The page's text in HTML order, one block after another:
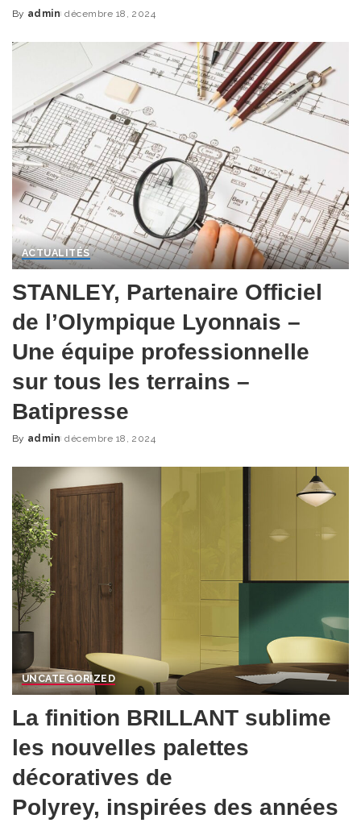
Posted
By admin décembre 18, 2024
ACTUALITÉS
STANLEY, Partenaire Officiel
de l’Olympique Lyonnais –
Une équipe professionnelle
sur tous les terrains –
Batipresse
Posted
By admin décembre 18, 2024
UNCATEGORIZED
La finition BRILLANT sublime
les nouvelles palettes
décoratives de
Polyrey, inspirées des années